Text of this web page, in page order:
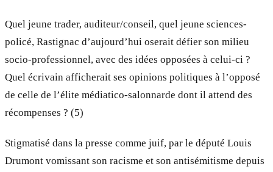
Quel jeune trader, auditeur/conseil, quel jeune sciences-
policé, Rastignac d’aujourd’hui oserait défier son milieu
socio-professionnel, avec des idées opposées à celui-ci ?
Quel écrivain afficherait ses opinions politiques à l’opposé
de celle de l’élite médiatico-salonnarde dont il attend des
récompenses ? (5)
Stigmatisé dans la presse comme juif, par le député Louis
Drumont vomissant son racisme et son antisémitisme depuis